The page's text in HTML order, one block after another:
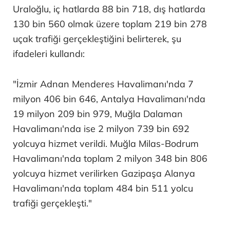
Uraloğlu, iç hatlarda 88 bin 718, dış hatlarda
130 bin 560 olmak üzere toplam 219 bin 278
uçak trafiği gerçekleştiğini belirterek, şu
ifadeleri kullandı:
"İzmir Adnan Menderes Havalimanı'nda 7
milyon 406 bin 646, Antalya Havalimanı'nda
19 milyon 209 bin 979, Muğla Dalaman
Havalimanı'nda ise 2 milyon 739 bin 692
yolcuya hizmet verildi. Muğla Milas-Bodrum
Havalimanı'nda toplam 2 milyon 348 bin 806
yolcuya hizmet verilirken Gazipaşa Alanya
Havalimanı'nda toplam 484 bin 511 yolcu
trafiği gerçekleşti."